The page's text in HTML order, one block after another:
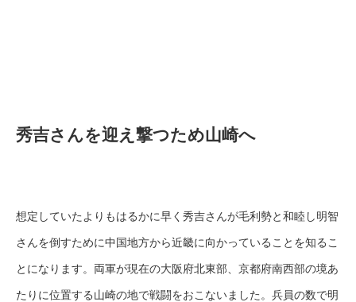
秀吉さんを迎え撃つため山崎へ
想定していたよりもはるかに早く秀吉さんが毛利勢と和睦し明智
さんを倒すために中国地方から近畿に向かっていることを知るこ
とになります。両軍が現在の大阪府北東部、京都府南西部の境あ
たりに位置する山崎の地で戦闘をおこないました。兵員の数で明